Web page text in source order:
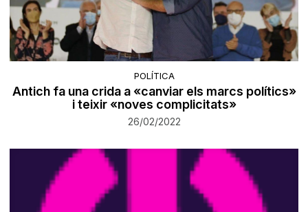
POLÍTICA
Antich fa una crida a «canviar els marcs polítics»
i teixir «noves complicitats»
26/02/2022